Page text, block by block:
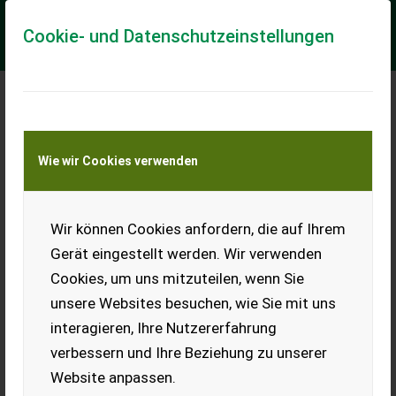
Cookie- und Datenschutzeinstellungen
Wie wir Cookies verwenden
Wir können Cookies anfordern, die auf Ihrem
Gerät eingestellt werden. Wir verwenden
Cookies, um uns mitzuteilen, wenn Sie
unsere Websites besuchen, wie Sie mit uns
interagieren, Ihre Nutzererfahrung
verbessern und Ihre Beziehung zu unserer
Website anpassen.
Meine Transportkostenanfrage
Transport von Land- und Baumaschinen –
KEINE Tiertransporte
Mengele Garant 435
Ladewagen Garant 435, hydr.
Kratzboden, hydr.
Heckklappe, in
einsatzbereitem Zustand.
EUR 0